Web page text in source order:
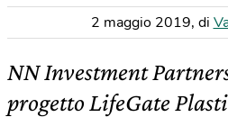
2 maggio 2019, di
NN Investment
progetto LifeGate